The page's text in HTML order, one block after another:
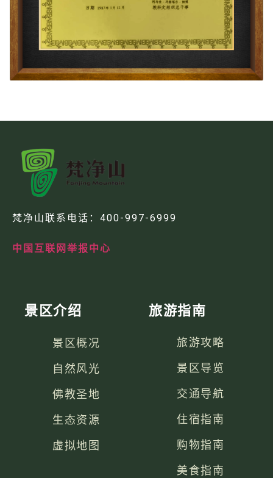
梵净山联系电话： 400-997-6999
中国互联网举报中心
景区介绍
景区概况
自然风光
佛教圣地
生态资源
虚拟地图
旅游指南
旅游攻略
景区导览
交通导航
住宿指南
购物指南
美食指南